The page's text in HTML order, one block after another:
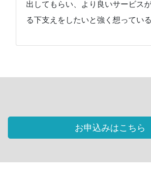
出してもらい、より良いサービス
る下支えをしたいと強く想っている
お申込みはこちら